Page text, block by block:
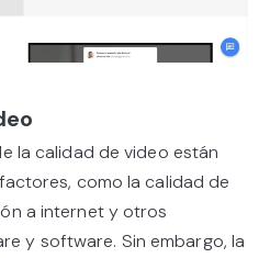
la calidad de video están
como la calidad de
a internet y otros
y software. Sin embargo, la